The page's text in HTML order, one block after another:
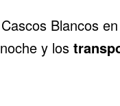
Blancos
y los